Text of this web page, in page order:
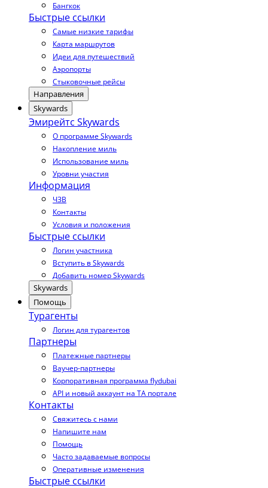
Бангкок
Быстрые ссылки
Самые низкие тарифы
Карта маршрутов
Идеи для путешествий
Аэропорты
Стыковочные рейсы
Направления
Skywards
Эмирейтс Skywards
О программе Skywards
Накопление миль
Использование миль
Уровни участия
Информация
ЧЗВ
Контакты
Условия и положения
Быстрые ссылки
Логин участника
Вступить в Skywards
Добавить номер Skywards
Skywards
Помощь
Турагенты
Логин для турагентов
Партнеры
Платежные партнеры
Ваучер-партнеры
Корпоративная программа flydubai
API и новый аккаунт на TA портале
Контакты
Свяжитесь с нами
Напишите нам
Помощь
Часто задаваемые вопросы
Оперативные изменения
Быстрые ссылки